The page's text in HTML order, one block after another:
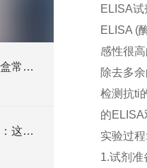
科研必看：植物ELISA试剂盒常见失败原因，这六个问题最致命
植物ELISA试剂盒选购避坑：这五个参数不达标，数据全白测
ELISA
ELISA (
感性很
除去多
检测抗ti
的
实验过程
1.试剂